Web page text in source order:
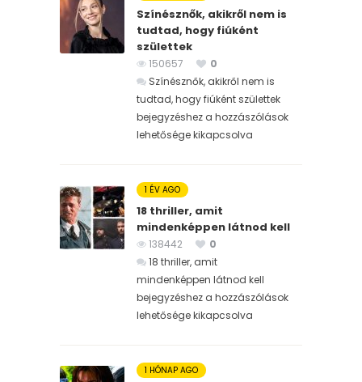
Színésznők, akikről nem is
tudtad, hogy fiúként
születtek
150657
0
Színésznők, akikről nem is
tudtad, hogy fiúként születtek
bejegyzéshez a hozzászólások
lehetősége kikapcsolva
1 ÉV AGO
18 thriller, amit
mindenképpen látnod kell
138442
0
18 thriller, amit
mindenképpen látnod kell
bejegyzéshez a hozzászólások
lehetősége kikapcsolva
1 HÓNAP AGO